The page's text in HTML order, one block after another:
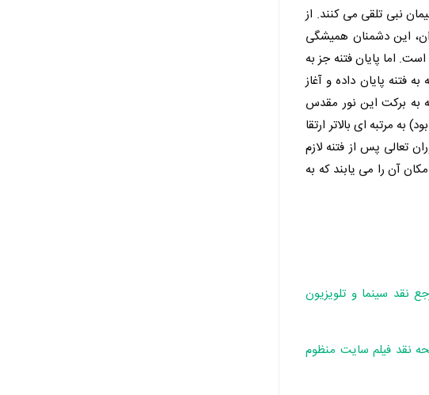
نبی تلقی می کنند. از
این دشمنان همیشگی
اما پایان فتنه جز به
فتنه پایان داده و آغاز
به برکت این نور مقدس
مرتبه ای بالاتر ارتقا
تعالی پس از فتنه لازم
آن را می یابند که به
نقد سینما و تلویزیون
نقد فیلم سایت منظوم